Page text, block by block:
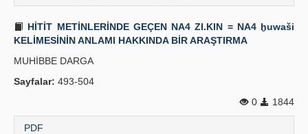
HİTİT METİNLERİNDE GEÇEN NA4 ZI.KIN = NA4 ḫuwaši
KELİMESİNİN ANLAMI HAKKINDA BİR ARAŞTIRMA
MUHİBBE DARGA
Sayfalar: 493-504
0
1844
PDF